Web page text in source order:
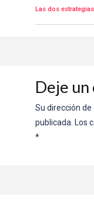
Las dos
Deje
Su dirección
publicada. Los
*